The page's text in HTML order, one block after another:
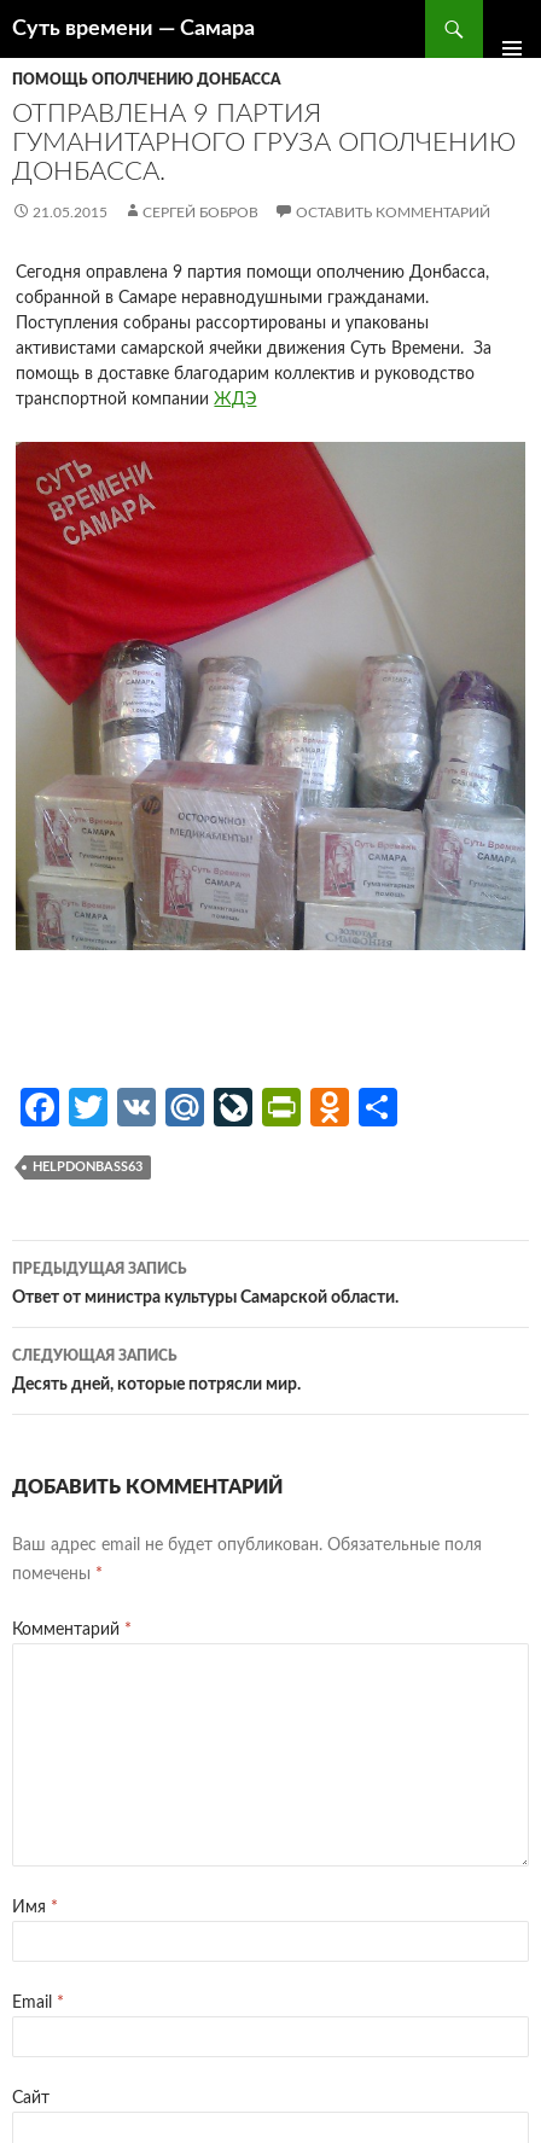
Суть времени — Самара
КПОМОЩЬ ОПОЛЧЕНИЮ ДОНБАССА
ОТПРАВЛЕНА 9 ПАРТИЯ
ГУМАНИТАРНОГО ГРУЗА ОПОЛЧЕНИЮ
ДОНБАССА.
21.05.2015 СЕРГЕЙ БОБРОВ ОСТАВИТЬ КОММЕНТАРИЙ
Сегодня оправлена 9 партия помощи ополчению Донбасса,
собранной в Самаре неравнодушными гражданами.
Поступления собраны рассортированы и упакованы
активистами самарской ячейки движения Суть Времени. За
помощь в доставке благодарим коллектив и руководство
транспортной компанииЖДЭ
Fa
ce
b
o
k
T
w
itt
V
M
Li
n
al
Pr
n
dl
O
as
sn
и
ть
HELPDONBASS63
Навигация
по
записям
ПРЕДЫДУЩАЯ ЗАПИСЬ
Ответ от министра культуры Самарской области.
СЛЕДУЮЩАЯ ЗАПИСЬ
Десять дней, которые потрясли мир.
ДОБАВИТЬ КОММЕНТАРИЙ
Ваш адрес email не будет опубликован. Обязательные поля
помечены *
Комментарий *
Имя *
Email *
Сайт